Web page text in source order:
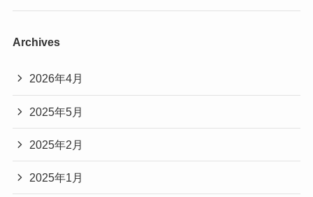
Archives
2026年4月
2025年5月
2025年2月
2025年1月